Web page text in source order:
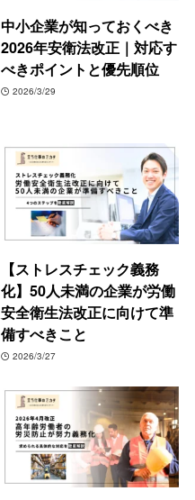
中小企業が知っておくべき
2026年安衛法改正｜対応す
べきポイントと優先順位
2026/3/29
【ストレスチェック義務
化】50人未満の企業が労働
安全衛生法改正に向けて準
備すべきこと
2026/3/27